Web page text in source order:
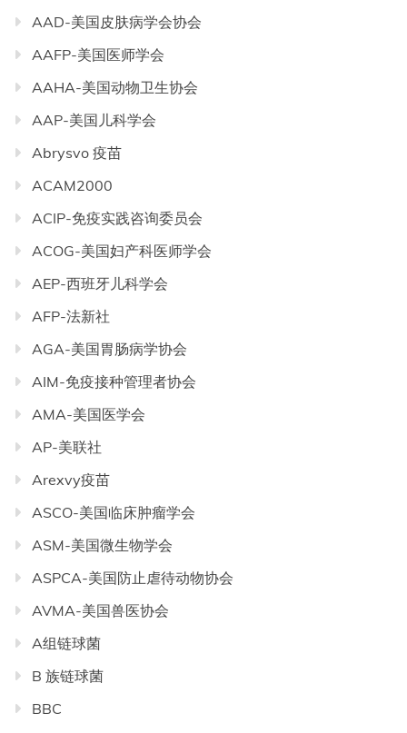
AAD-美国皮肤病学会协会
AAFP-美国医师学会
AAHA-美国动物卫生协会
AAP-美国儿科学会
Abrysvo 疫苗
ACAM2000
ACIP-免疫实践咨询委员会
ACOG-美国妇产科医师学会
AEP-西班牙儿科学会
AFP-法新社
AGA-美国胃肠病学协会
AIM-免疫接种管理者协会
AMA-美国医学会
AP-美联社
Arexvy疫苗
ASCO-美国临床肿瘤学会
ASM-美国微生物学会
ASPCA-美国防止虐待动物协会
AVMA-美国兽医协会
A组链球菌
B 族链球菌
BBC